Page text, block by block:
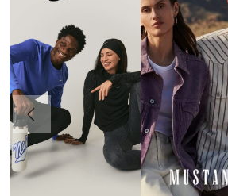
Anteriormente